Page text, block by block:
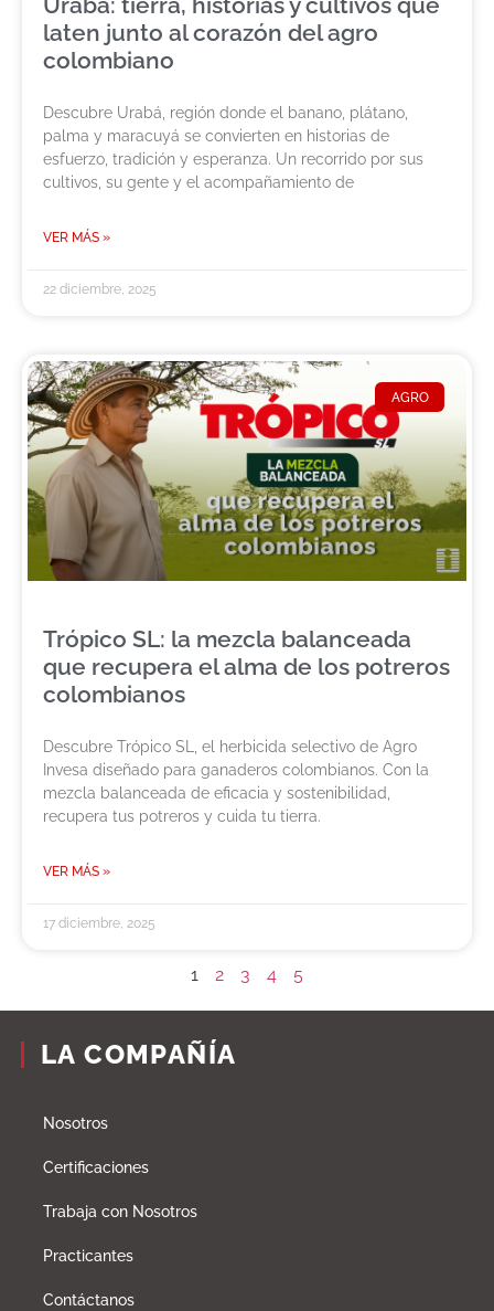
laten junto al corazón del agro
colombiano
Descubre Urabá, región donde el banano, plátano,
palma y maracuyá se convierten en historias de
esfuerzo, tradición y esperanza. Un recorrido por sus
cultivos, su gente y el acompañamiento de
VER MÁS »
22 diciembre, 2025
AGRO
Trópico SL: la mezcla balanceada
que recupera el alma de los potreros
colombianos
Descubre Trópico SL, el herbicida selectivo de Agro
Invesa diseñado para ganaderos colombianos. Con la
mezcla balanceada de eficacia y sostenibilidad,
recupera tus potreros y cuida tu tierra.
VER MÁS »
17 diciembre, 2025
1 2 3 4 5
LA COMPAÑÍA
Nosotros
Certificaciones
Trabaja con Nosotros
Practicantes
Contáctanos